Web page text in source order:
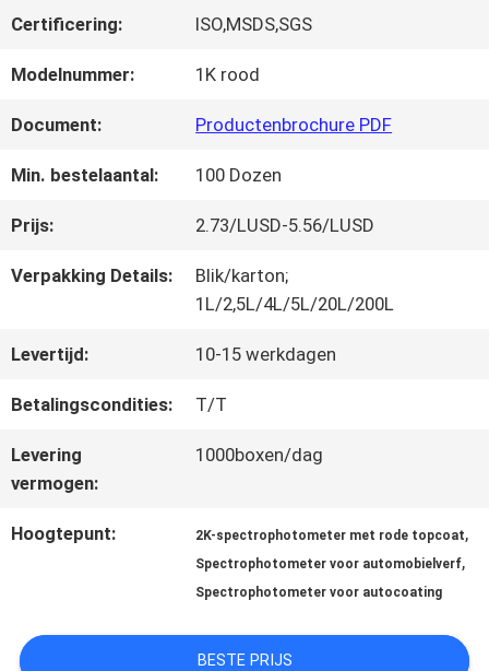
KWALITEITSCONTROLE
CONTACTEER
ONS
NIEUWS
EEN
OFFERTE
AAN
SITEMAP
PRIVACYBELEID
Certificering: ISO,MSDS,SGS
Modelnummer: 1K rood
Document: Productenbrochure PDF
Min. bestelaantal: 100 Dozen
Prijs: 2.73/LUSD-5.56/LUSD
Verpakking Details:
Blik/karton;
1L/2,5L/4L/5L/20L/200L
Levertijd: 10-15 werkdagen
Betalingscondities: T/T
Levering
vermogen:
1000boxen/dag
Hoogtepunt: 2K-spectrophotometer met rode topcoat,
Spectrophotometer voor automobielverf,
Spectrophotometer voor autocoating
BESTE PRIJS